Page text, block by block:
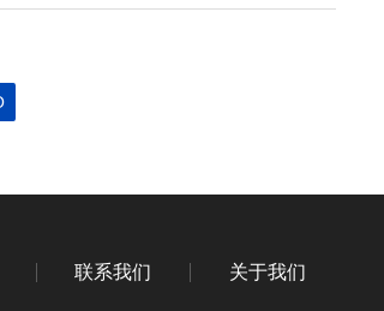
联系我们 关于我们